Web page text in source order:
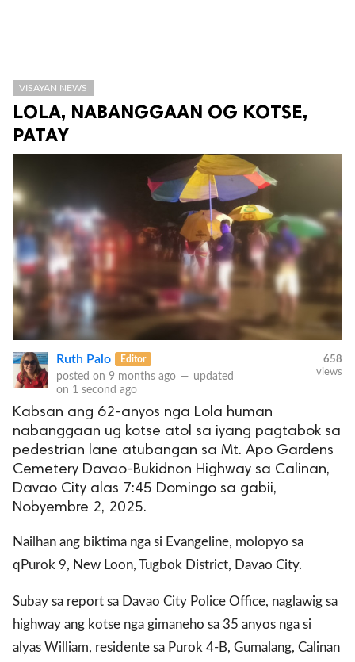
VISAYAN NEWS
LOLA, NABANGGAAN OG KOTSE,
PATAY
Ruth Palo Editor
posted on 9 months ago — updated
on 1 second ago
658
views
Kabsan ang 62-anyos nga Lola human
nabanggaan ug kotse atol sa iyang pagtabok sa
pedestrian lane atubangan sa Mt. Apo Gardens
Cemetery Davao-Bukidnon Highway sa Calinan,
Davao City alas 7:45 Domingo sa gabii,
Nobyembre 2, 2025.
Nailhan ang biktima nga si Evangeline, molopyo sa
qPurok 9, New Loon, Tugbok District, Davao City.
Subay sa report sa Davao City Police Office, naglawig sa
highway ang kotse nga gimaneho sa 35 anyos nga si
alyas William, residente sa Purok 4-B, Gumalang, Calinan